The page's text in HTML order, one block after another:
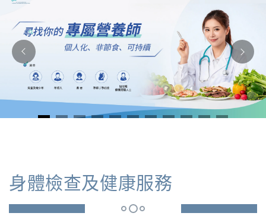
身體檢查及健康服務